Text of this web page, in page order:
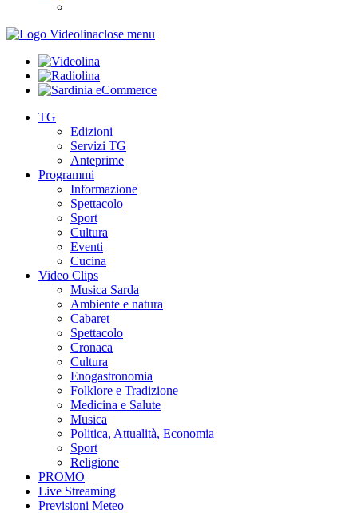
close menu
TG
Edizioni
Servizi TG
Anteprime
Programmi
Informazione
Spettacolo
Sport
Cultura
Eventi
Cucina
Video Clips
Musica Sarda
Ambiente e natura
Cabaret
Spettacolo
Cronaca
Cultura
Enogastronomia
Folklore e Tradizione
Medicina e Salute
Musica
Politica, Attualità, Economia
Sport
Religione
PROMO
Live Streaming
Previsioni Meteo